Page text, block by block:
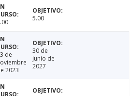
5.00
de
2023
30 de
junio de
2027